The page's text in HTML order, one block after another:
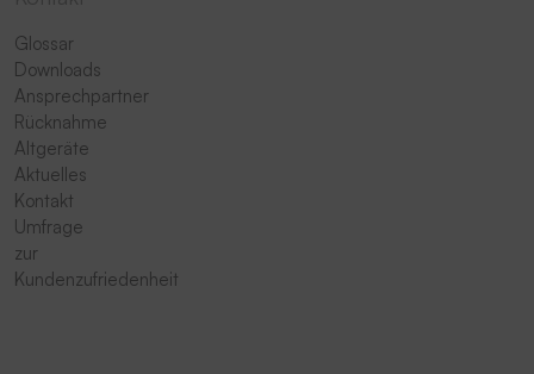
Glossar
Downloads
Ansprechpartner
Rücknahme
Altgeräte
Aktuelles
Kontakt
Umfrage
zur
Kundenzufriedenheit